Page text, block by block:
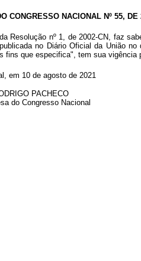
CONGRESSO NACIONAL Nº 55, DE
Resolução nº 1, de 2002-CN, faz
no Diário Oficial da União
que especifica", tem sua vigência
em 10 de agosto de 2021
PACHECO
do Congresso Nacional